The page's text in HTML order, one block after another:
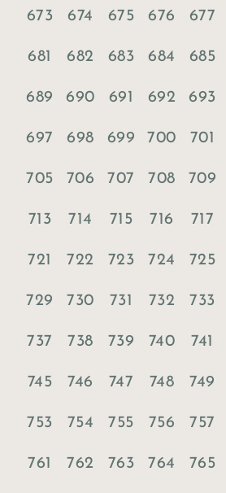
673 674 675 676 677
681 682 683 684 685
689 690 691 692 693
697 698 699 700 701
705 706 707 708 709
713 714 715 716 717
721 722 723 724 725
729 730 731 732 733
737 738 739 740 741
745 746 747 748 749
753 754 755 756 757
761 762 763 764 765